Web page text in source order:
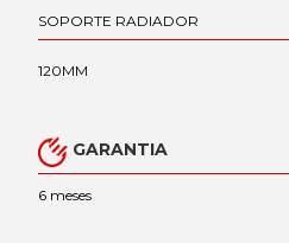
SOPORTE RADIADOR
120MM
GARANTIA
6 meses